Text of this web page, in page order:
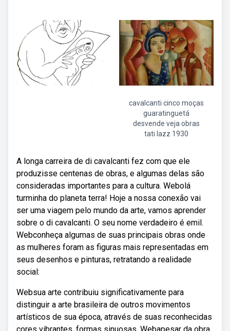
cavalcanti cinco moças
guaratinguetá
desvende veja obras
tati lazz 1930
A longa carreira de di cavalcanti fez com que ele
produzisse centenas de obras, e algumas delas são
consideradas importantes para a cultura. Webolá
turminha do planeta terra! Hoje a nossa conexão vai
ser uma viagem pelo mundo da arte, vamos aprender
sobre o di cavalcanti. O seu nome verdadeiro é emil.
Webconheça algumas de suas principais obras onde
as mulheres foram as figuras mais representadas em
seus desenhos e pinturas, retratando a realidade
social:
Websua arte contribuiu significativamente para
distinguir a arte brasileira de outros movimentos
artísticos de sua época, através de suas reconhecidas